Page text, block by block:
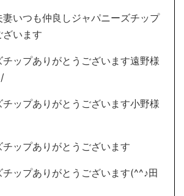
いつも仲良しジャパニーズチップ
ざいます
チップありがとうございます遠野様
チップありがとうございます小野様
チップありがとうございます
チップありがとうございます(^^♪田